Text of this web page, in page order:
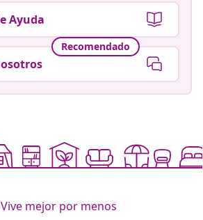
Ayuda
Recomendado
Vive mejor por menos